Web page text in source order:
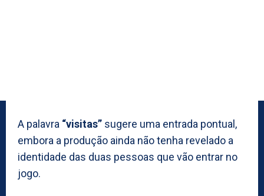
A palavra “visitas” sugere uma entrada pontual,
embora a produção ainda não tenha revelado a
identidade das duas pessoas que vão entrar no
jogo.